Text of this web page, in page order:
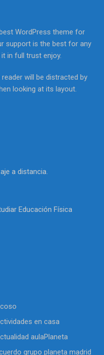
WordPress theme for
support is the best for any
in full trust enjoy.
will be distracted by
looking at its layout.
a distancia.
Educación Física
en casa
aulaPlaneta
grupo planeta madrid